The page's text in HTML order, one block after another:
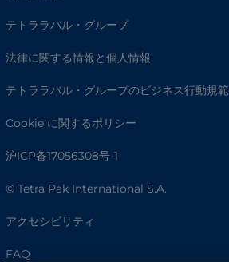
テトララバル・グループ
法律に関する情報と個人情報
テトララバル・グループのビジネス行動規範
Cookie に関するポリシー
沪ICP备17056308号-1
© Tetra Pak International S.A.
アクセシビリティ
FAQ